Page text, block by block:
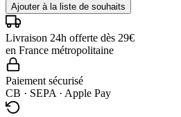
Ajouter à la liste de souhaits
Livraison 24h offerte dès 29€
en France métropolitaine
Paiement sécurisé
CB · SEPA · Apple Pay